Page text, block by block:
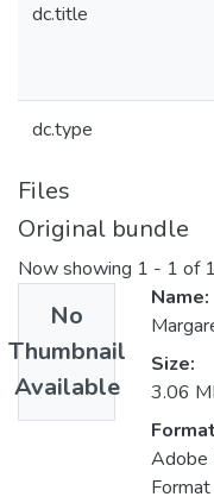
dc.title
dc.type
Files
Original bundle
Now showing 1 - 1 of 1
No
Thumbnail
Available
Name:
Size:
3.06
Adobe
Format